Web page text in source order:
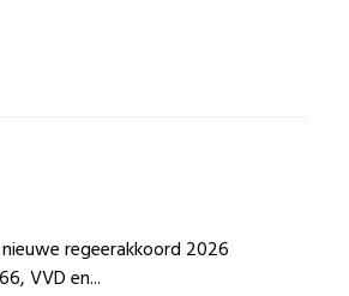
regeerakkoord 2026
VVD en...